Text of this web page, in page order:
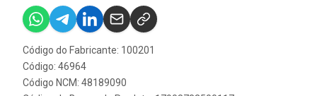
Código do Fabricante: 100201
Código: 46964
Código NCM: 48189090